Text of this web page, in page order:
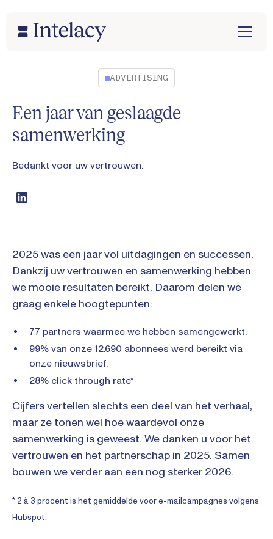
ADVERTISING
Een jaar van geslaagde
samenwerking
Bedankt voor uw vertrouwen.
2025 was een jaar vol uitdagingen en successen.
Dankzij uw vertrouwen en samenwerking hebben
we mooie resultaten bereikt. Daarom delen we
graag enkele hoogtepunten:
77 partners waarmee we hebben samengewerkt.
99% van onze 12.690 abonnees werd bereikt via
onze nieuwsbrief.
28% click through rate*
Cijfers vertellen slechts een deel van het verhaal,
maar ze tonen wel hoe waardevol onze
samenwerking is geweest. We danken u voor het
vertrouwen en het partnerschap in 2025. Samen
bouwen we verder aan een nog sterker 2026.
* 2 à 3 procent is het gemiddelde voor e-mailcampagnes volgens
Hubspot.